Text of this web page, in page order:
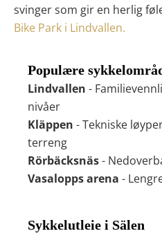
svinger som gir en herlig
Bike Park i Lindvallen.
Populære
Lindvallen -
nivåer
Kläppen - Tekniske
terreng
Rörbäcksnäs-
Vasalopps arena -
Sykkelutleie i Sälen